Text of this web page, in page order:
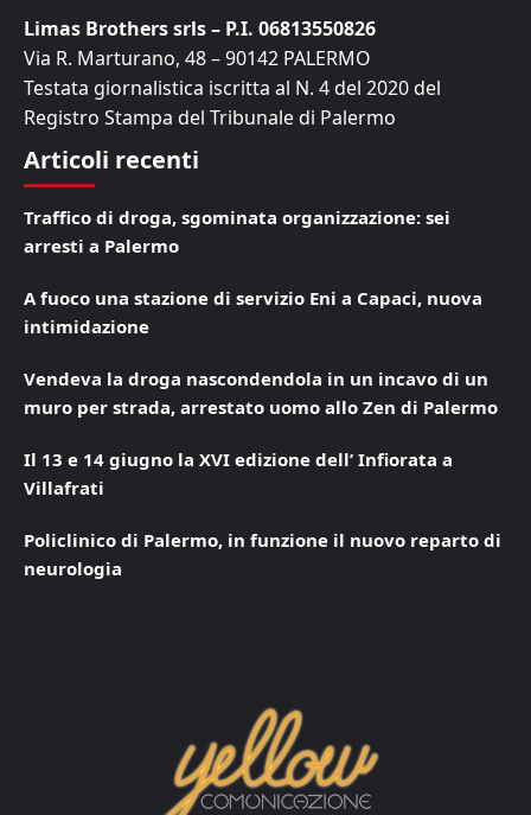
Limas Brothers srls – P.I. 06813550826
Via R. Marturano, 48 – 90142 PALERMO
Testata giornalistica iscritta al N. 4 del 2020 del
Registro Stampa del Tribunale di Palermo
Articoli recenti
Traffico di droga, sgominata organizzazione: sei
arresti a Palermo
A fuoco una stazione di servizio Eni a Capaci, nuova
intimidazione
Vendeva la droga nascondendola in un incavo di un
muro per strada, arrestato uomo allo Zen di Palermo
Il 13 e 14 giugno la XVI edizione dell’ Infiorata a
Villafrati
Policlinico di Palermo, in funzione il nuovo reparto di
neurologia